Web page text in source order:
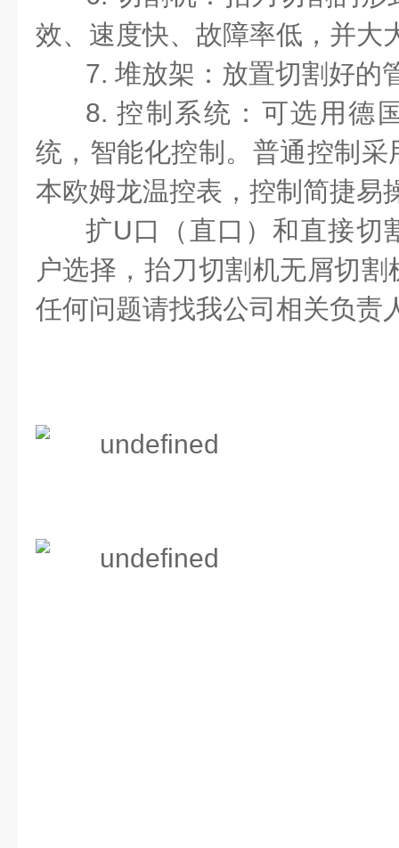
效、速度快、故障率低，并大
7. 堆放架：放置切割好的
8.控制系统：可选用德
统，智能化控制。普通控制
本欧姆龙温控表，控制简捷易
扩U口（直口）和直接切
户选择，抬刀切割机无屑切
任何问题请找我公司相关负责